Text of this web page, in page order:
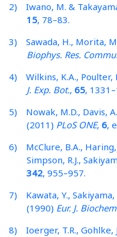
2) Iwano, M. &
15, 78–83.
3) Sawada, H., Morita,
Biophys. Res.
4) Wilkins, K.A., Poulter,
J. Exp. Bot., 65,
5) Nowak, M.D., Davis,
(2011) PLoS ONE, 6,
6) McClure, B.A., Haring,
Simpson, R.J.,
342, 955–957.
7) Kawata, Y., Sakiyama,
(1990) Eur. J.
8) Ioerger, T.R., Gohlke,